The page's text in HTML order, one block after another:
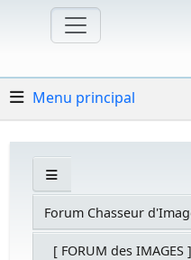
Menu principal
Forum Chasseur
[ FORUM des IMAGES ]